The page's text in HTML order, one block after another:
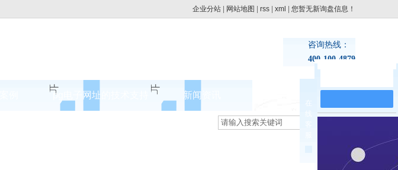
企业分站 网站地图 rss xml 您暂无新询盘信息！
咨询热线：
400-100-4879
例 pg电子网址的技术支持 新闻资讯
在